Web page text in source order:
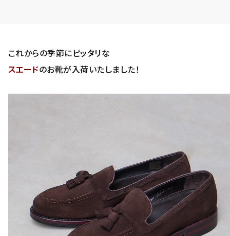
これからの季節にピッタリな
スエードのお靴が入荷いたしました！